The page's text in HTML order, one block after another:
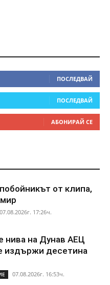
ПОСЛЕДВАЙ
ПОСЛЕДВАЙ
АБОНИРАЙ СЕ
от клипа,
07.08.2026г. 17:26ч.
нива на Дунав АЕЦ
издържи десетина
07.08.2026г. 16:53ч.